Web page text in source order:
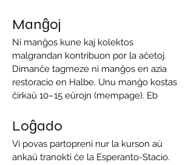
Manĝoj
Ni manĝos kune kaj kolektos
malgrandan kontribuon por la aĉetoj.
Dimanĉe tagmeze ni manĝos en azia
restoracio en Halbe. Unu manĝo kostas
ĉirkaŭ 10–15 eŭrojn (mempage). Eb
Loĝado
Vi povas partopreni nur la kurson aŭ
ankaŭ tranokti ĉe la Esperanto-Stacio.